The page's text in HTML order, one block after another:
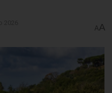
AA